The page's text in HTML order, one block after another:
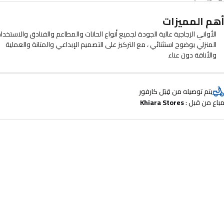
أهم المميزات
الأواني الزجاجية عالية الجودة لجميع أنواع الحانات والمطاعم والفنادق
المنزلي بوضوح استثنائي ، مع التركيز على التصميم الإبداعي والمتانة والعملية
والأناقة دون عناء
يتم توصيله من قِبَل كارفور
مباع من قبل : Khiara Stores